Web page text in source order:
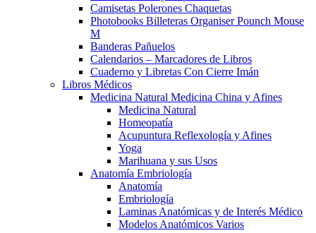
Camisetas Polerones Chaquetas
Photobooks Billeteras Organiser Pounch Mouse
M
Banderas Pañuelos
Calendarios – Marcadores de Libros
Cuaderno y Libretas Con Cierre Imán
Libros Médicos
Medicina Natural Medicina China y Afines
Medicina Natural
Homeopatía
Acupuntura Reflexología y Afines
Yoga
Marihuana y sus Usos
Anatomía Embriología
Anatomía
Embriología
Laminas Anatómicas y de Interés Médico
Modelos Anatómicos Varios